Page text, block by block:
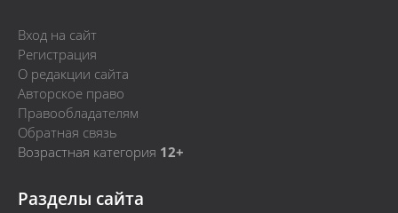
Вход на сайт
Регистрация
О редакции сайта
Авторское право
Правообладателям
Обратная связь
Возрастная категория 12+
Разделы сайта